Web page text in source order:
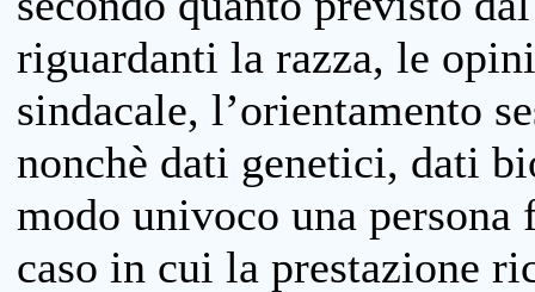
riguardanti la razza, le
sindacale, l’orientamento
nonchè dati genetici, dati
modo univoco una
caso in cui la prestazione